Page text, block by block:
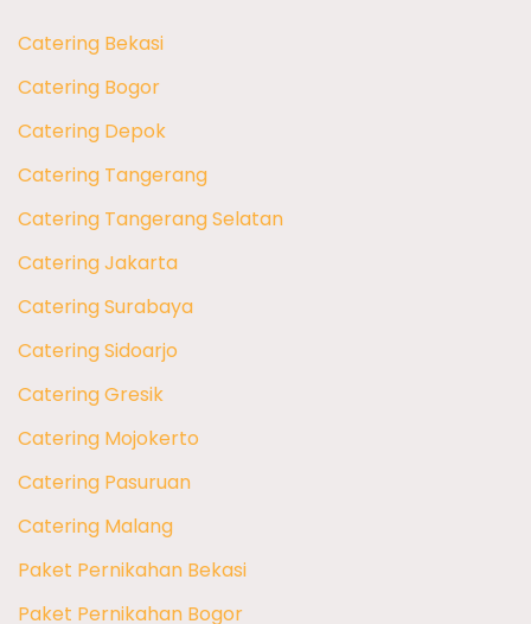
Catering Bekasi
Catering Bogor
Catering Depok
Catering Tangerang
Catering Tangerang Selatan
Catering Jakarta
Catering Surabaya
Catering Sidoarjo
Catering Gresik
Catering Mojokerto
Catering Pasuruan
Catering Malang
Paket Pernikahan Bekasi
Paket Pernikahan Bogor